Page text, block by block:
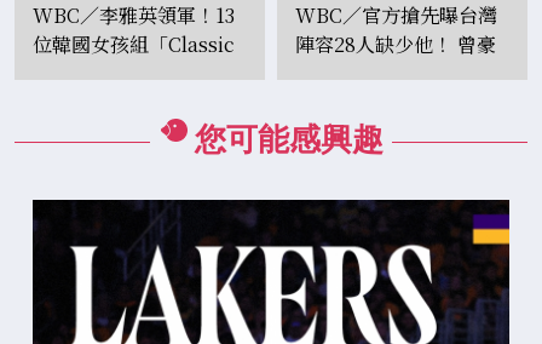
WBC／李雅英領軍！13
位韓國女孩組「Classic
Stars」夢幻陣容應援大
WBC／官方搶先曝台灣
陣容28人缺少他！ 曾豪
駒證實：鄭宗哲有望競爭
您可能感興趣